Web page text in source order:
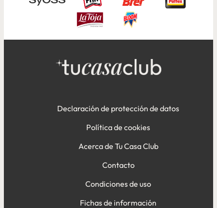
Declaración de protección de datos
Política de cookies
Acerca de Tu Casa Club
Contacto
Condiciones de uso
Fichas de información